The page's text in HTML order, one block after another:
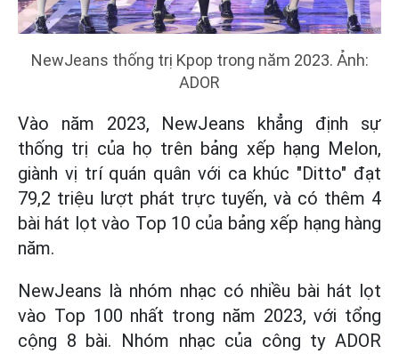
NewJeans thống trị Kpop trong năm 2023. Ảnh:
ADOR
Vào năm 2023, NewJeans khẳng định sự
thống trị của họ trên bảng xếp hạng Melon,
giành vị trí quán quân với ca khúc "Ditto" đạt
79,2 triệu lượt phát trực tuyến, và có thêm 4
bài hát lọt vào Top 10 của bảng xếp hạng hàng
năm.
NewJeans là nhóm nhạc có nhiều bài hát lọt
vào Top 100 nhất trong năm 2023, với tổng
cộng 8 bài. Nhóm nhạc của công ty ADOR